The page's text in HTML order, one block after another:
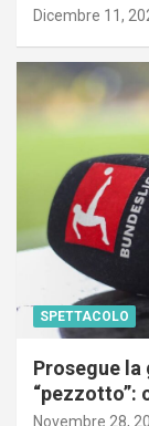
Dicembre 11,
SPETTACOLO
Prosegue la
“pezzotto”:
Novembre 28,